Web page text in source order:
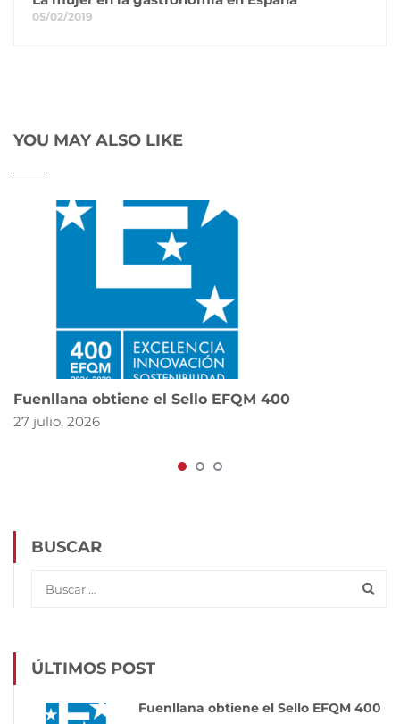
05/02/2019
YOU MAY ALSO LIKE
Fuenllana obtiene el Sello EFQM 400
27 julio, 2026
BUSCAR
ÚLTIMOS POST
Fuenllana obtiene el Sello EFQM 400